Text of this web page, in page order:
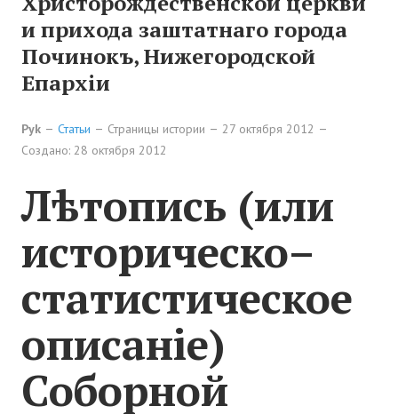
Новости сайта
Новости Починок
Наши новости
ФОТОГАЛЕРЕЯ
О Починках
План Починок
Карта Починковского района
Схема Починок
и прихода заштатнаго города
Починокъ, Нижегородской
Епархіи
Pyk Статьи Страницы истории
27 октября 2012
Создано: 28 октября 2012
Лѣтопись (или
историческо–
статистическое
описаніе)
Соборной